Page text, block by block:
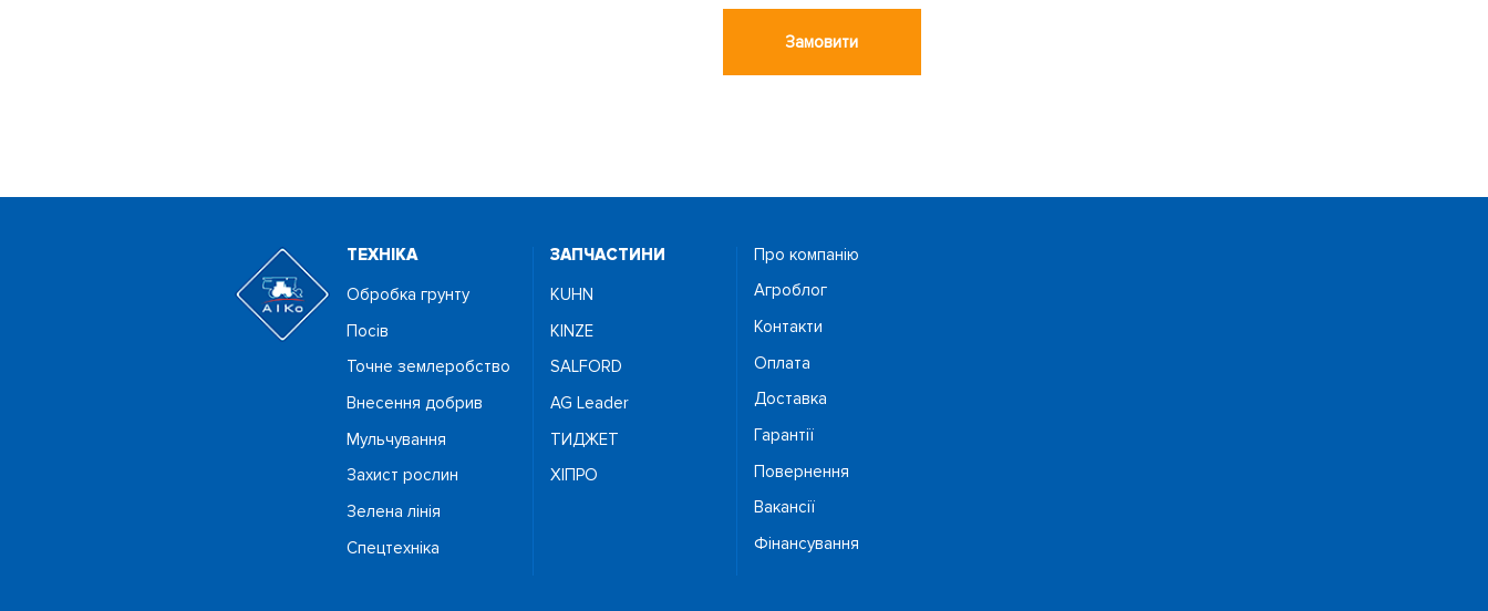
Замовити
ТЕХНIКА
Обробка грунту
Посiв
Точне землеробство
Внесення добрив
Мульчування
Захист рослин
Зелена лінія
Спецтехніка
ЗАПЧАСТИНИ
KUHN
KINZE
SALFORD
AG Leader
ТИДЖЕТ
ХІПРО
Про компанію
Агроблог
Контакти
Оплата
Доставка
Гарантії
Повернення
Вакансії
Фінансування